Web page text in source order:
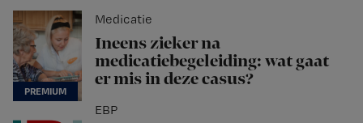
Medicatie
Ineens zieker na
medicatiebegeleiding: wat gaat
er mis in deze casus?
EBP